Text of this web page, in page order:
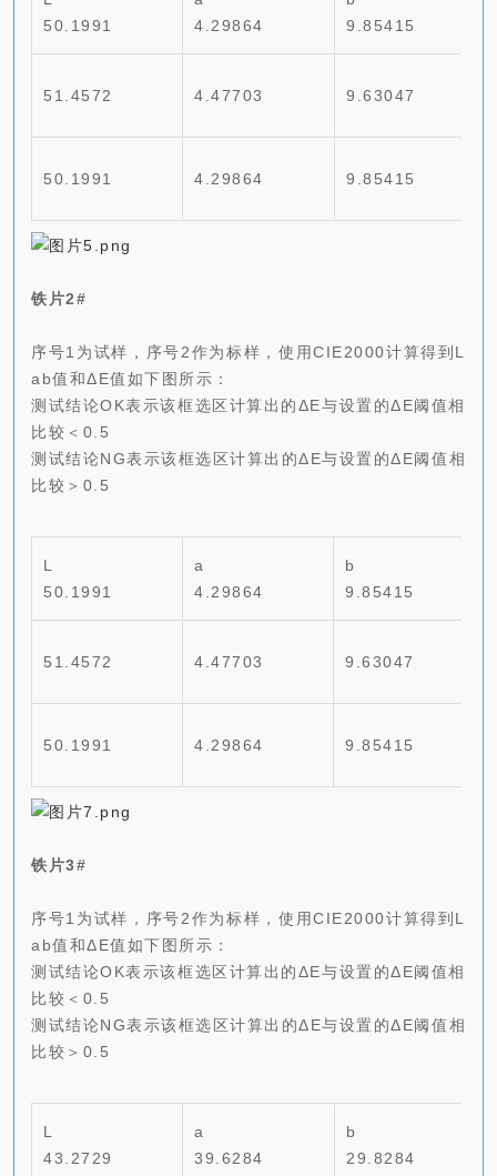
50.1991
4.29864
9.85415
51.4572 4.47703 9.63047
50.1991 4.29864 9.85415
铁片2#
序号1为试样，序号2作为标样，使用CIE2000计算得到L
ab值和ΔE值如下图所示：
测试结论OK表示该框选区计算出的ΔE与设置的ΔE阈值相
比较＜0.5
测试结论NG表示该框选区计算出的ΔE与设置的ΔE阈值相
比较＞0.5
L
50.1991
a
4.29864
b
9.85415
51.4572 4.47703 9.63047
50.1991 4.29864 9.85415
铁片3#
序号1为试样，序号2作为标样，使用CIE2000计算得到L
ab值和ΔE值如下图所示：
测试结论OK表示该框选区计算出的ΔE与设置的ΔE阈值相
比较＜0.5
测试结论NG表示该框选区计算出的ΔE与设置的ΔE阈值相
比较＞0.5
L
43.2729
a
39.6284
b
29.8284